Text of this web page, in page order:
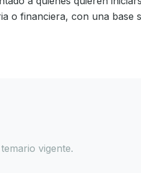
o financiera, con una base
vigente.